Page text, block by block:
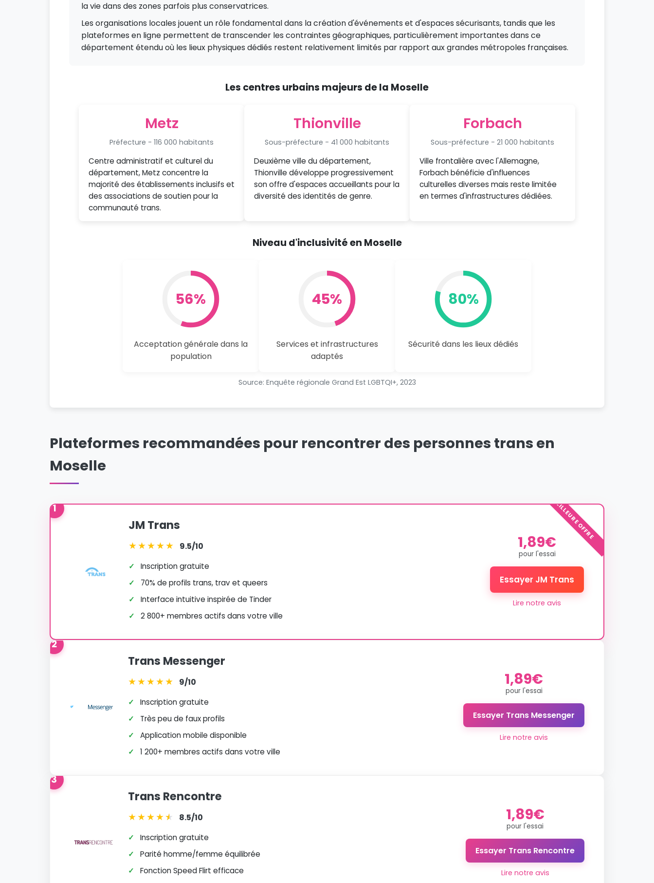
la vie dans des zones parfois plus conservatrices.
Les organisations locales jouent un rôle fondamental dans la création d'événements et d'espaces sécurisants, tandis que les
plateformes en ligne permettent de transcender les contraintes géographiques, particulièrement importantes dans ce
département étendu où les lieux physiques dédiés restent relativement limités par rapport aux grandes métropoles françaises.
Les centres urbains majeurs de la Moselle
Metz
Préfecture - 116 000 habitants
Centre administratif et culturel du
département, Metz concentre la
majorité des établissements inclusifs et
des associations de soutien pour la
communauté trans.
Thionville
Sous-préfecture - 41 000 habitants
Deuxième ville du département,
Thionville développe progressivement
son offre d'espaces accueillants pour la
diversité des identités de genre.
Forbach
Sous-préfecture - 21 000 habitants
Ville frontalière avec l'Allemagne,
Forbach bénéficie d'influences
culturelles diverses mais reste limitée
en termes d'infrastructures dédiées.
Niveau d'inclusivité en Moselle
56%
Acceptation générale dans la
population
45%
Services et infrastructures
adaptés
80%
Sécurité dans les lieux dédiés
Source: Enquête régionale Grand Est LGBTQI+, 2023
Plateformes recommandées pour rencontrer des personnes trans en
Moselle
MEILLEURE OFFRE
1
JM Trans
★★★★★ 9.5/10
✓
Inscription gratuite
✓
70% de profils trans, trav et queers
✓
Interface intuitive inspirée de Tinder
✓
2 800+ membres actifs dans votre ville
1,89€
pour l'essai
Essayer JM Trans
Lire notre avis
2
Trans Messenger
★★★★★ 9/10
✓
Inscription gratuite
✓
Très peu de faux profils
✓
Application mobile disponible
✓
1 200+ membres actifs dans votre ville
1,89€
pour l'essai
Essayer Trans Messenger
Lire notre avis
3
Trans Rencontre
★★★★★
★ 8.5/10
✓
Inscription gratuite
✓
Parité homme/femme équilibrée
✓
Fonction Speed Flirt efficace
1,89€
pour l'essai
Essayer Trans Rencontre
Lire notre avis